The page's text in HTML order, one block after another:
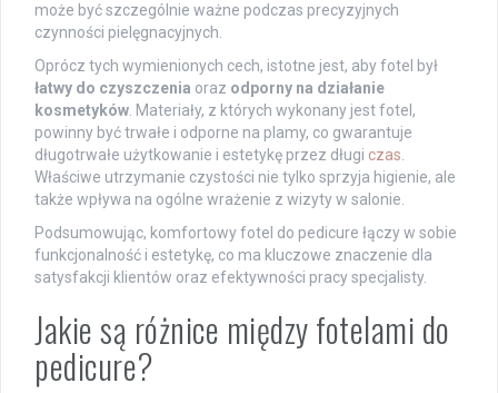
może być szczególnie ważne podczas precyzyjnych
czynności pielęgnacyjnych.
Oprócz tych wymienionych cech, istotne jest, aby fotel był
łatwy do czyszczenia oraz odporny na działanie
kosmetyków. Materiały, z których wykonany jest fotel,
powinny być trwałe i odporne na plamy, co gwarantuje
długotrwałe użytkowanie i estetykę przez długi czas.
Właściwe utrzymanie czystości nie tylko sprzyja higienie, ale
także wpływa na ogólne wrażenie z wizyty w salonie.
Podsumowując, komfortowy fotel do pedicure łączy w sobie
funkcjonalność i estetykę, co ma kluczowe znaczenie dla
satysfakcji klientów oraz efektywności pracy specjalisty.
Jakie są różnice między fotelami do
pedicure?